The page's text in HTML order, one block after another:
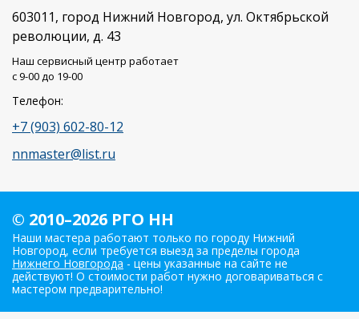
603011, город Нижний Новгород, ул. Октябрьской
революции, д. 43
Наш сервисный центр работает
c 9-00 до 19-00
Телефон:
+7 (903) 602-80-12
nnmaster@list.ru
© 2010–2026 РГО НН
Наши мастера работают только по городу Нижний
Новгород, если требуется выезд за пределы города
Нижнего Новгорода - цены указанные на сайте не
действуют! О стоимости работ нужно договариваться с
мастером предварительно!